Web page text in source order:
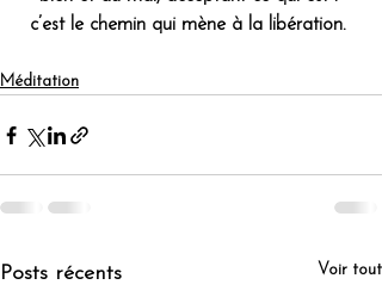
c’est le chemin qui mène à la libération.
Méditation
Posts récents Voir tout